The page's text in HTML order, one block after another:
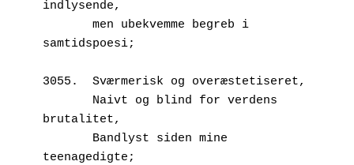
indlysende,
samtidspoesi;
3055.  Sværmerisk og overæstetiseret,
brutalitet,
teenagedigte;